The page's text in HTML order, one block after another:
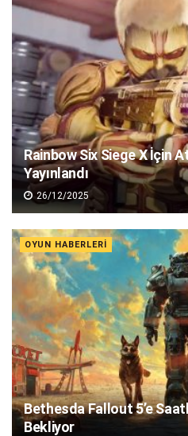
Rainbow Six Siege X İçin
Yayınlandı
26/12/2025
OYUN HABERLERI
Bethesda Fallout 5’e
Bekliyor